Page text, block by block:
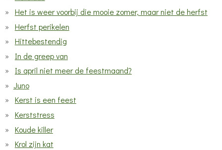
Het is weer voorbij die mooie zomer, maar niet de herfst
Herfst perikelen
Hittebestendig
In de greep van
Is april niet meer de feestmaand?
Juno
Kerst is een feest
Kerststress
Koude killer
Krol zijn kat